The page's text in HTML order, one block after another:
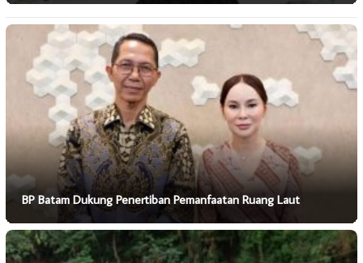
BP Batam Dukung Penertiban Pemanfaatan Ruang Laut